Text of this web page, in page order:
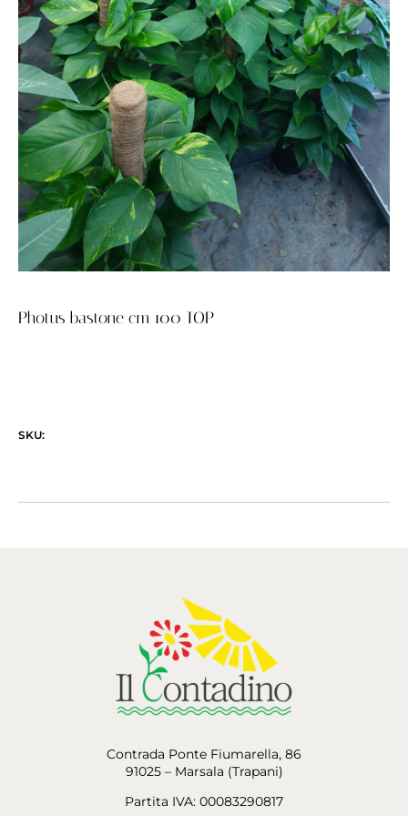
Photus bastone cm 100 TOP
SKU:
Contrada Ponte Fiumarella, 86
91025 – Marsala (Trapani)
Partita IVA: 00083290817